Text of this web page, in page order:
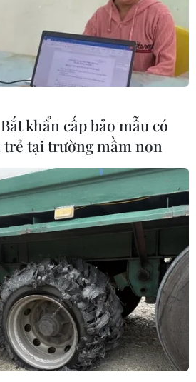
khẩn cấp bảo mẫu có
tại trường mầm non